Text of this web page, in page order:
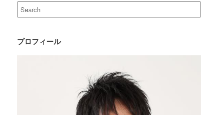
Search
for:
プロフィール